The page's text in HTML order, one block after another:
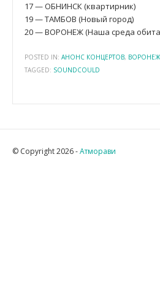
17 — ОБНИНСК (квартирник)
19 — ТАМБОВ (Новый город)
20 — ВОРОНЕЖ (Наша среда
POSTED IN: АНОНС КОНЦЕРТОВ, ВОРОНЕЖ
TAGGED: SOUNDCOULD
© Copyright 2026 -Атморави